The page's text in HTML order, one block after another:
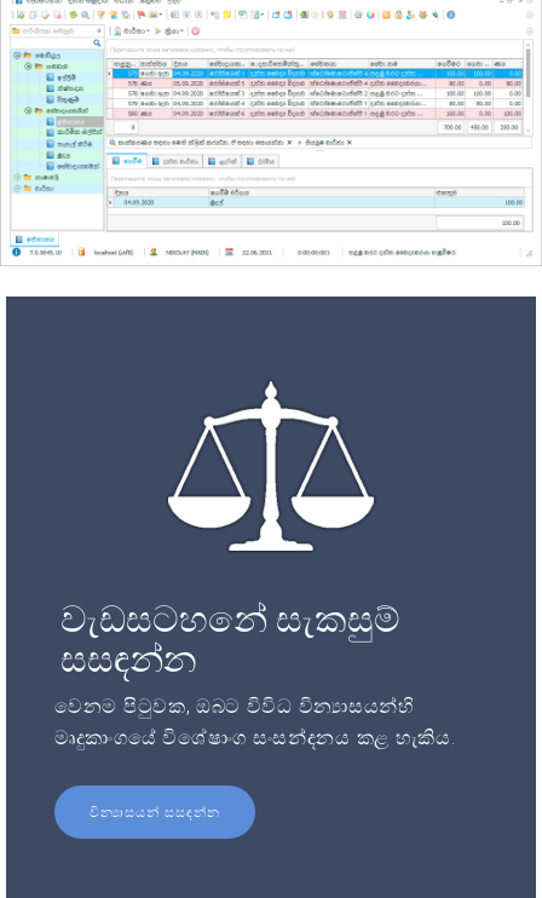
වැඩසටහනේ සැකසුම්
සසඳන්න
වෙනම පිටුවක, ඔබට විවිධ වින්‍යාසයන්හි
මෘදුකාංගයේ විශේෂාංග සංසන්දනය කළ හැකිය.
වින්‍යාසයන් සසඳන්න